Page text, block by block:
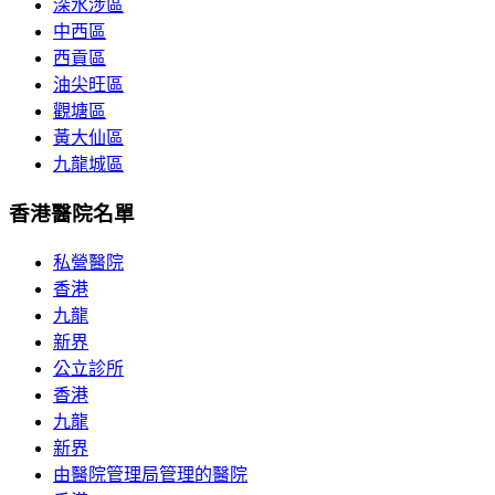
深水涉區
中西區
西貢區
油尖旺區
觀塘區
黃大仙區
九龍城區
香港醫院名單
私營醫院
香港
九龍
新界
公立診所
香港
九龍
新界
由醫院管理局管理的醫院